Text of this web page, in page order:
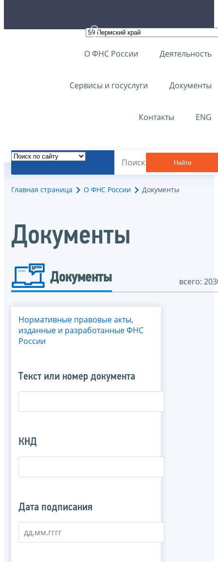
О ФНС России Деятельность
Сервисы и госуслуги Документы
Контакты ENG
Найти
Главная страница О ФНС России Документы
Документы
Документы всего:
Нормативные правовые акты,
изданные и разработанные ФНС
России
Текст или номер документа
КНД
Дата подписания